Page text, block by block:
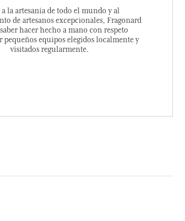
la artesanía de todo el mundo y al
de artesanos excepcionales, Fragonard
hacer hecho a mano con respeto
pequeños equipos elegidos localmente y
visitados regularmente.